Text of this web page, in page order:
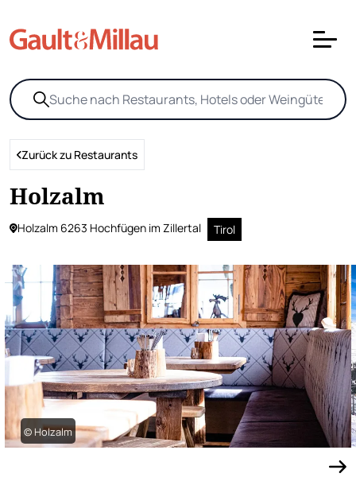
Zurück zu Restaurants
Holzalm
Holzalm 6263 Hochfügen im Zillertal Tirol
© Holzalm